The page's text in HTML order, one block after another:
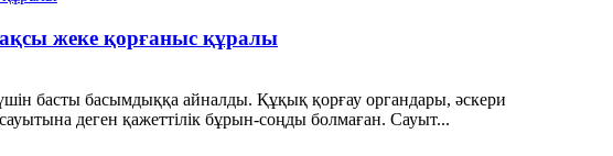
жеке қорғаныс құралы
басты басымдыққа айналды. Құқық қорғау органдары, әскери
деген қажеттілік бұрын-соңды болмаған. Сауыт...